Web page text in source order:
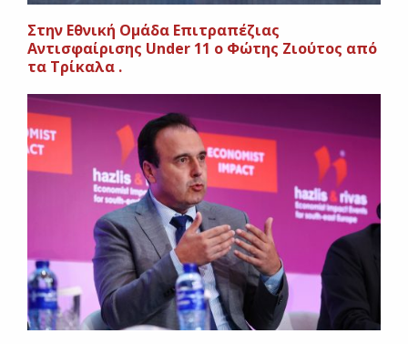
Στην Εθνική Ομάδα Επιτραπέζιας
Αντισφαίρισης Under 11 ο Φώτης Ζιούτος από
τα Τρίκαλα .